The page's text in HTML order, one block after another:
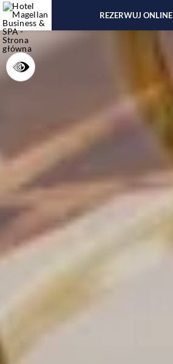
REZERWUJ ONLINE